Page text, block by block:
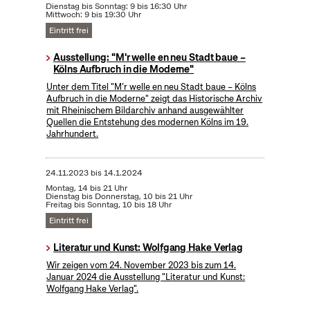
Dienstag bis Sonntag: 9 bis 16:30 Uhr
Mittwoch: 9 bis 19:30 Uhr
Eintritt frei
Ausstellung: "M'r welle en neu Stadt baue –
Kölns Aufbruch in die Moderne"
Unter dem Titel "M’r welle en neu Stadt baue – Kölns
Aufbruch in die Moderne" zeigt das Historische Archiv
mit Rheinischem Bildarchiv anhand ausgewählter
Quellen die Entstehung des modernen Kölns im 19.
Jahrhundert.
24.11.2023bis14.1.2024
Montag, 14 bis 21 Uhr
Dienstag bis Donnerstag, 10 bis 21 Uhr
Freitag bis Sonntag, 10 bis 18 Uhr
Eintritt frei
Literatur und Kunst: Wolfgang Hake Verlag
Wir zeigen vom 24. November 2023 bis zum 14.
Januar 2024 die Ausstellung "Literatur und Kunst:
Wolfgang Hake Verlag".